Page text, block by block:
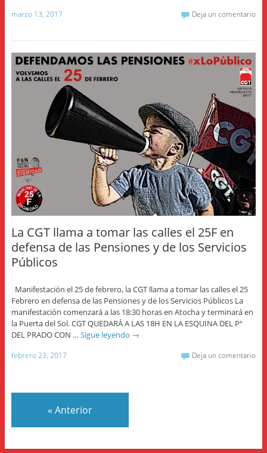
marzo 13, 2017 Deja un comentario
La CGT llama a tomar las calles el 25F en
defensa de las Pensiones y de los Servicios
Públicos
Manifestación el 25 de febrero, la CGT llama a tomar las calles el 25
Febrero en defensa de las Pensiones y de los Servicios Públicos La
manifestación comenzará a las 18:30 horas en Atocha y terminará en
la Puerta del Sol. CGT QUEDARÁ A LAS 18H EN LA ESQUINA DEL Pº
DEL PRADO CON … Sigue leyendo →
febrero 23, 2017 Deja un comentario
« Anterior